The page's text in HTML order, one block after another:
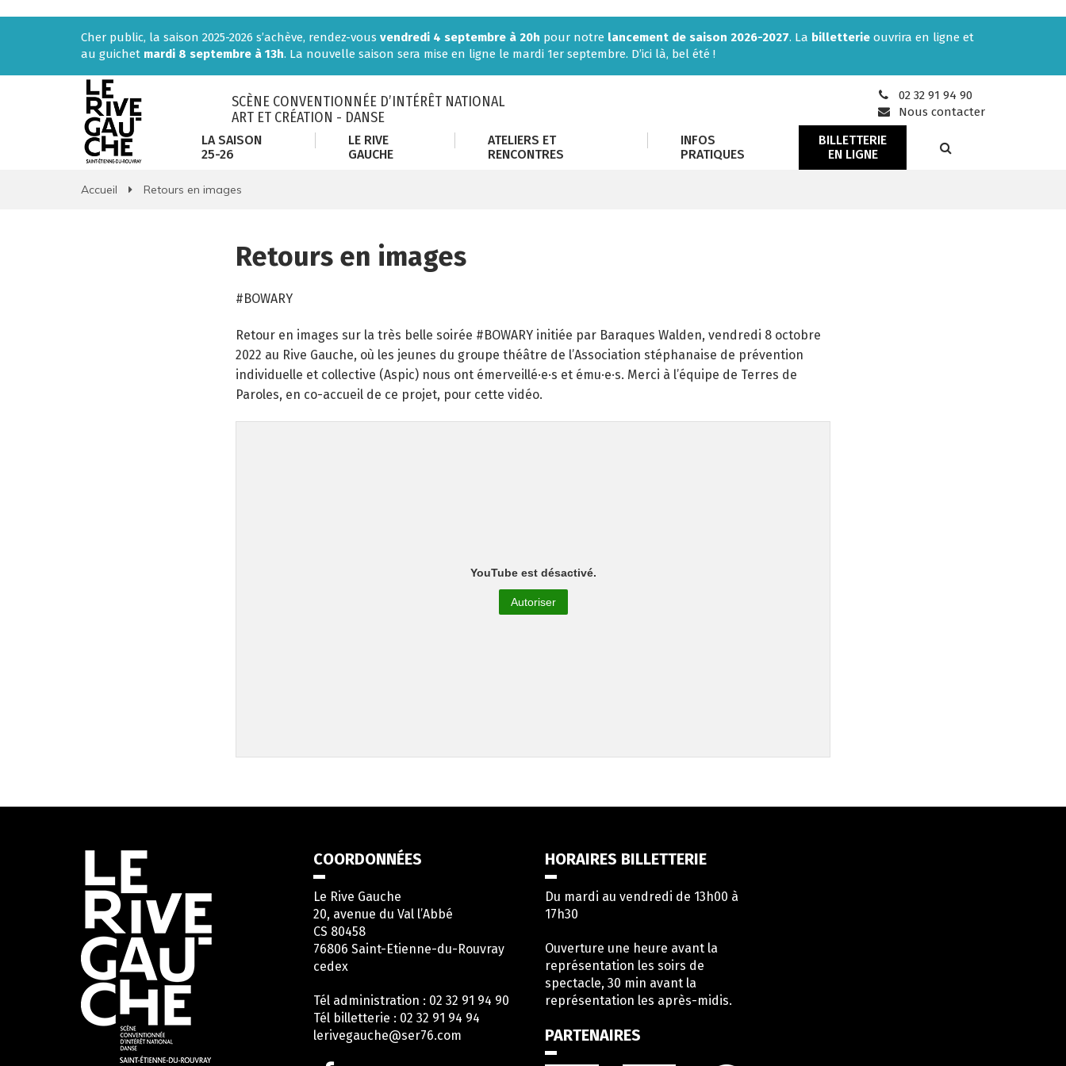
Cher public, la saison 2025-2026 s’achève, rendez-vous vendredi 4 septembre à 20h pour notre lancement de saison 2026-2027. La billetterie ouvrira en ligne et
au guichet mardi 8 septembre à 13h. La nouvelle saison sera mise en ligne le mardi 1er septembre. D’ici là, bel été !
SCÈNE CONVENTIONNÉE D’INTÉRÊT NATIONAL
ART ET CRÉATION - DANSE
02 32 91 94 90
Nous contacter
LA SAISON
25-26
LE RIVE
GAUCHE
ATELIERS ET
RENCONTRES
INFOS
PRATIQUES
BILLETTERIE
EN LIGNE
RECHERCHE
Accueil Retours en images
Retours en images
#BOWARY
Retour en images sur la très belle soirée #BOWARY initiée par Baraques Walden, vendredi 8 octobre
2022 au Rive Gauche, où les jeunes du groupe théâtre de l’Association stéphanaise de prévention
individuelle et collective (Aspic) nous ont émerveillé·e·s et ému·e·s. Merci à l’équipe de Terres de
Paroles, en co-accueil de ce projet, pour cette vidéo.
YouTube est désactivé.
Autoriser
Informations
COORDONNÉES
Le Rive Gauche
20, avenue du Val l’Abbé
CS 80458
76806 Saint-Etienne-du-Rouvray
cedex
Tél administration : 02 32 91 94 90
Tél billetterie : 02 32 91 94 94
lerivegauche@ser76.com
HORAIRES BILLETTERIE
Du mardi au vendredi de 13h00 à
17h30
Ouverture une heure avant la
représentation les soirs de
spectacle, 30 min avant la
représentation les après-midis.
PARTENAIRES